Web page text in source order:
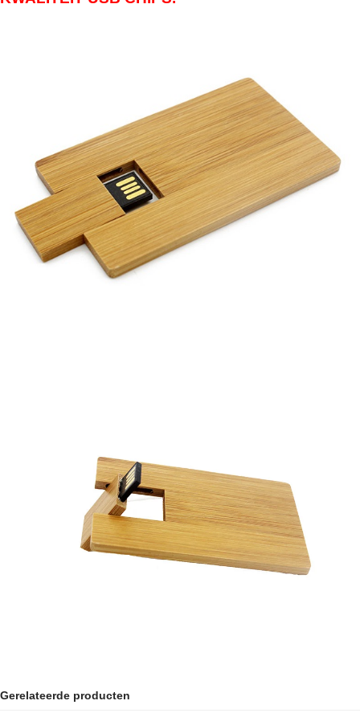
Gerelateerde producten